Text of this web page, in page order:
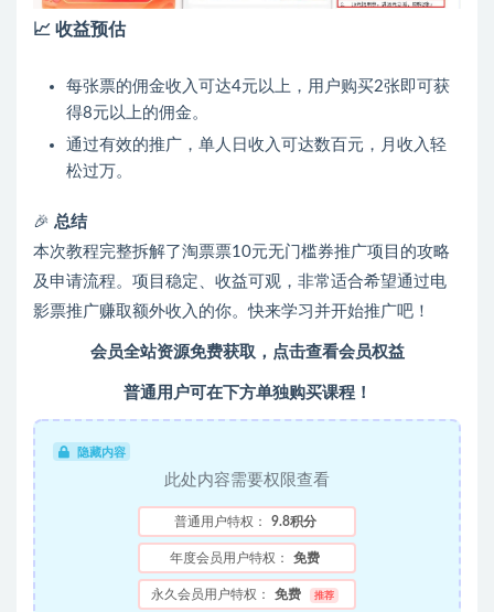
📈 收益预估
每张票的佣金收入可达4元以上，用户购买2张即可获
得8元以上的佣金。
通过有效的推广，单人日收入可达数百元，月收入轻
松过万。
🎉 总结
本次教程完整拆解了淘票票10元无门槛券推广项目的攻略
及申请流程。项目稳定、收益可观，非常适合希望通过电
影票推广赚取额外收入的你。快来学习并开始推广吧！
会员全站资源免费获取，点击查看会员权益
普通用户可在下方单独购买课程！
隐藏内容
此处内容需要权限查看
普通用户特权： 9.8积分
年度会员用户特权： 免费
永久会员用户特权： 免费 推荐